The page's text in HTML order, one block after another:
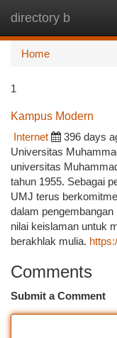
directory b
Home
1
Kampus Modern
Internet
396 days
Universitas
universitas
tahun 1955. Sebagai
UMJ terus
dalam
nilai keislaman untuk
berakhlak mulia.
Comments
Submit a Comment